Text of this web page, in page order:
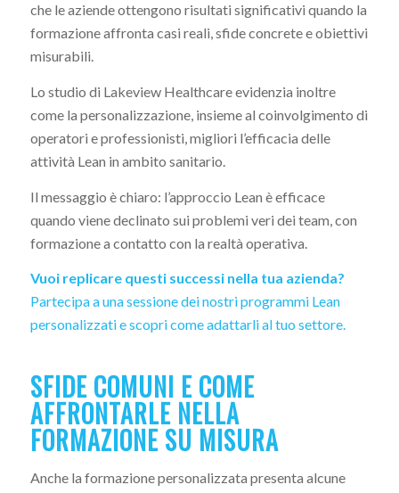
che le aziende ottengono risultati significativi quando la
formazione affronta casi reali, sfide concrete e obiettivi
misurabili.
Lo studio di Lakeview Healthcare evidenzia inoltre
come la personalizzazione, insieme al coinvolgimento di
operatori e professionisti, migliori l’efficacia delle
attività Lean in ambito sanitario.
Il messaggio è chiaro: l’approccio Lean è efficace
quando viene declinato sui problemi veri dei team, con
formazione a contatto con la realtà operativa.
Vuoi replicare questi successi nella tua azienda?
Partecipa a una sessione dei nostri programmi Lean
personalizzati e scopri come adattarli al tuo settore.
SFIDE COMUNI E COME
AFFRONTARLE NELLA
FORMAZIONE SU MISURA
Anche la formazione personalizzata presenta alcune